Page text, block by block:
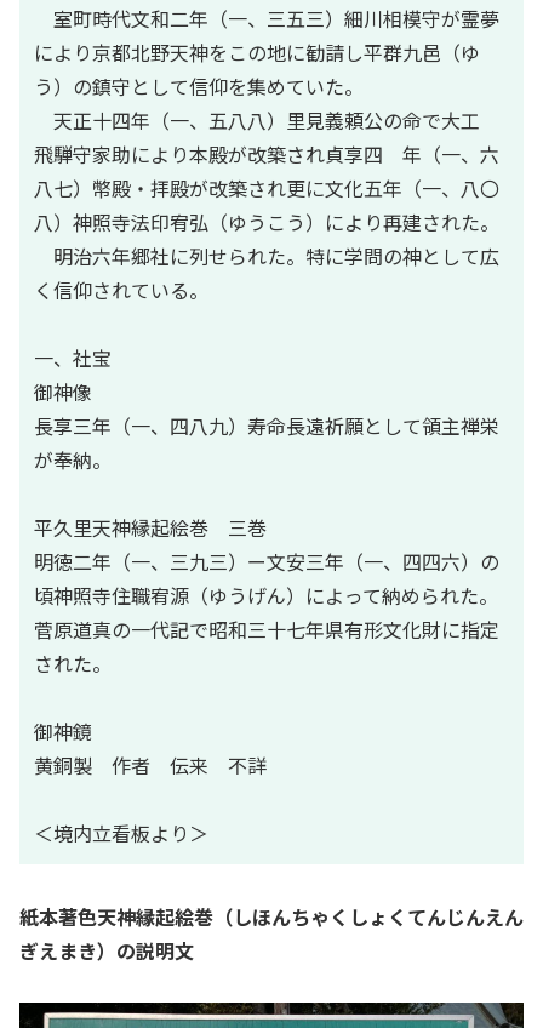
室町時代文和二年（一、三五三）細川相模守が霊夢
により京都北野天神をこの地に勧請し平群九邑（ゆ
う）の鎮守として信仰を集めていた。
天正十四年（一、五八八）里見義頼公の命で大工
飛騨守家助により本殿が改築され貞享四 年（一、六
八七）幣殿・拝殿が改築され更に文化五年（一、八〇
八）神照寺法印宥弘（ゆうこう）により再建された。
明治六年郷社に列せられた。特に学問の神として広
く信仰されている。
一、社宝
御神像
長享三年（一、四八九）寿命長遠祈願として領主禅栄
が奉納。
平久里天神縁起絵巻 三巻
明徳二年（一、三九三）ー文安三年（一、四四六）の
頃神照寺住職宥源（ゆうげん）によって納められた。
菅原道真の一代記で昭和三十七年県有形文化財に指定
された。
御神鏡
黄銅製 作者 伝来 不詳
＜境内立看板より＞
紙本著色天神縁起絵巻（しほんちゃくしょくてんじんえん
ぎえまき）の説明文